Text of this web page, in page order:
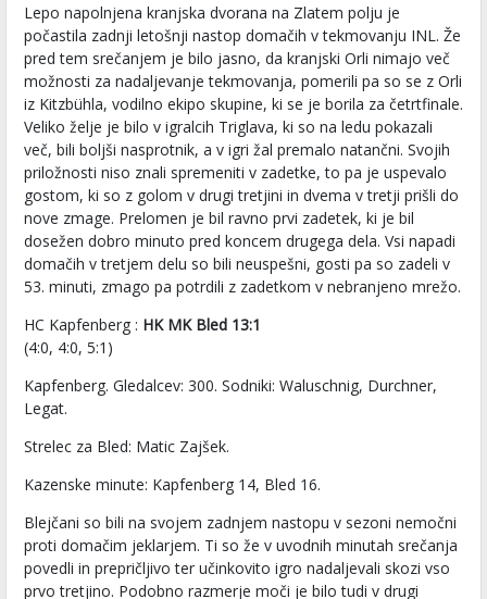
Lepo napolnjena kranjska dvorana na Zlatem polju je
počastila zadnji letošnji nastop domačih v tekmovanju INL. Že
pred tem srečanjem je bilo jasno, da kranjski Orli nimajo več
možnosti za nadaljevanje tekmovanja, pomerili pa so se z Orli
iz Kitzbühla, vodilno ekipo skupine, ki se je borila za četrtfinale.
Veliko želje je bilo v igralcih Triglava, ki so na ledu pokazali
več, bili boljši nasprotnik, a v igri žal premalo natančni. Svojih
priložnosti niso znali spremeniti v zadetke, to pa je uspevalo
gostom, ki so z golom v drugi tretjini in dvema v tretji prišli do
nove zmage. Prelomen je bil ravno prvi zadetek, ki je bil
dosežen dobro minuto pred koncem drugega dela. Vsi napadi
domačih v tretjem delu so bili neuspešni, gosti pa so zadeli v
53. minuti, zmago pa potrdili z zadetkom v nebranjeno mrežo.
HC Kapfenberg : HK MK Bled 13:1
(4:0, 4:0, 5:1)
Kapfenberg. Gledalcev: 300. Sodniki: Waluschnig, Durchner,
Legat.
Strelec za Bled: Matic Zajšek.
Kazenske minute: Kapfenberg 14, Bled 16.
Blejčani so bili na svojem zadnjem nastopu v sezoni nemočni
proti domačim jeklarjem. Ti so že v uvodnih minutah srečanja
povedli in prepričljivo ter učinkovito igro nadaljevali skozi vso
prvo tretjino. Podobno razmerje moči je bilo tudi v drugi